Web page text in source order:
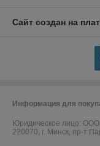
Сайт создан на
Информация для
Юридическое лицо: ООО
220070, г. Минск, пр-т